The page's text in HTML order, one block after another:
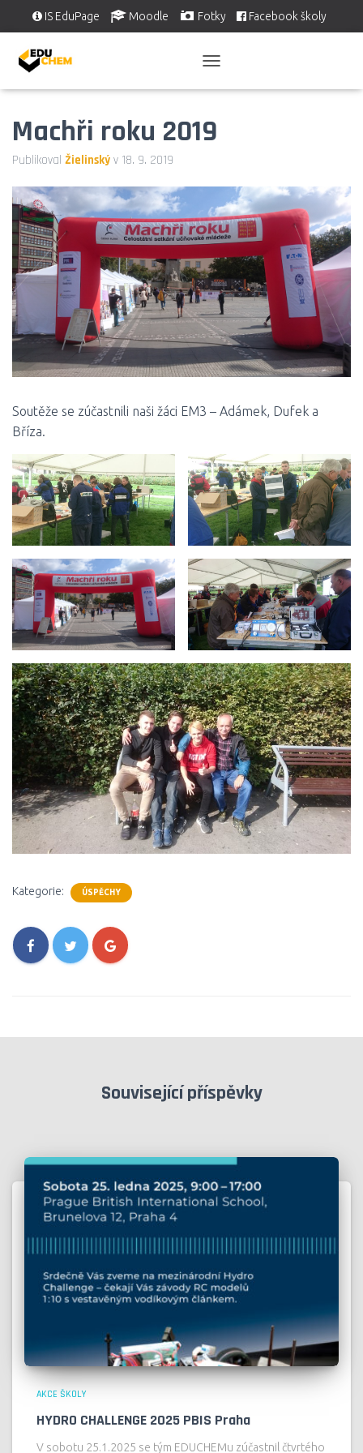
IS EduPage Moodle Fotky Facebook školy
Ř
P
N
A
V
I
G
A
C
Machři roku 2019
Publikoval Žielinský v 18. 9. 2019
Soutěže se zúčastnili naši žáci EM3 – Adámek, Dufek a
Bříza.
Kategorie: ÚSPĚCHY
Související příspěvky
AKCE ŠKOLY
HYDRO CHALLENGE 2025 PBIS Praha
V sobotu 25.1.2025 se tým EDUCHEMu zúčastnil čtvrtého